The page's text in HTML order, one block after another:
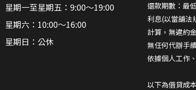
星期一至星期五：9:00～19:00
星期六：10:00～16:00
星期日：公休
還款期數：最
利息(以當舖法
計算，無違約金
無任何代辦手
依據個人工作
以下為借貸成